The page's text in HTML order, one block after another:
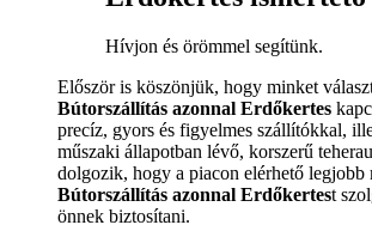
Hívjon és örömmel segítünk.
Először is köszönjük, hogy minket
Bútorszállítás azonnal Erdőkertes
precíz, gyors és figyelmes szállítókkal,
műszaki állapotban lévő, korszerű
dolgozik, hogy a piacon elérhető legjobb
Bútorszállítás azonnal Erdőkertest
önnek biztosítani.